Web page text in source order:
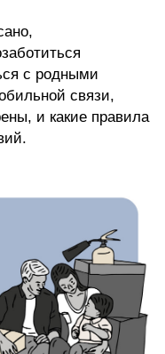
с родными
связи,
и какие правила